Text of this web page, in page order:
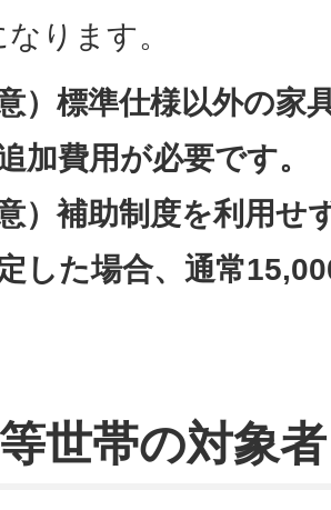
ります。
意）標準仕様以外の家
加費用が必要です。
意）補助制度を利用せ
した場合、通常
世帯の対象者